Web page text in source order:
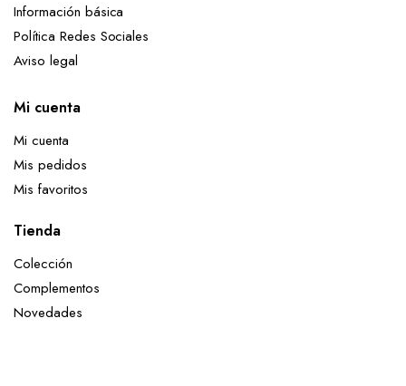
Información básica
Política Redes Sociales
Aviso legal
Mi cuenta
Mi cuenta
Mis pedidos
Mis favoritos
Tienda
Colección
Complementos
Novedades